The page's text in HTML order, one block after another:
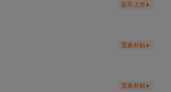
新车上市
置换补贴
置换补贴